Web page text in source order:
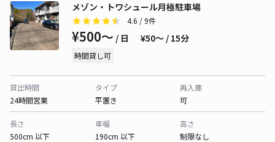
メゾン・トワシュール月極駐車場
4.6 / 9件
¥500〜 / 日 ¥50〜 / 15分
時間貸し可
貸出時間
24時間営業
タイプ
平置き
再入庫
可
長さ
500cm 以下
車幅
190cm 以下
高さ
制限なし